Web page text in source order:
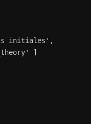
initiales',
]